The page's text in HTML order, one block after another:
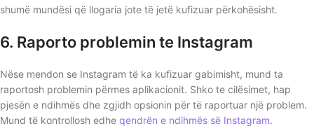
shumë mundësi që llogaria jote të jetë kufizuar përkohësisht.
6. Raporto problemin te Instagram
Nëse mendon se Instagram të ka kufizuar gabimisht, mund ta
raportosh problemin përmes aplikacionit. Shko te cilësimet, hap
pjesën e ndihmës dhe zgjidh opsionin për të raportuar një problem.
Mund të kontrollosh edhe qendrën e ndihmës së Instagram.